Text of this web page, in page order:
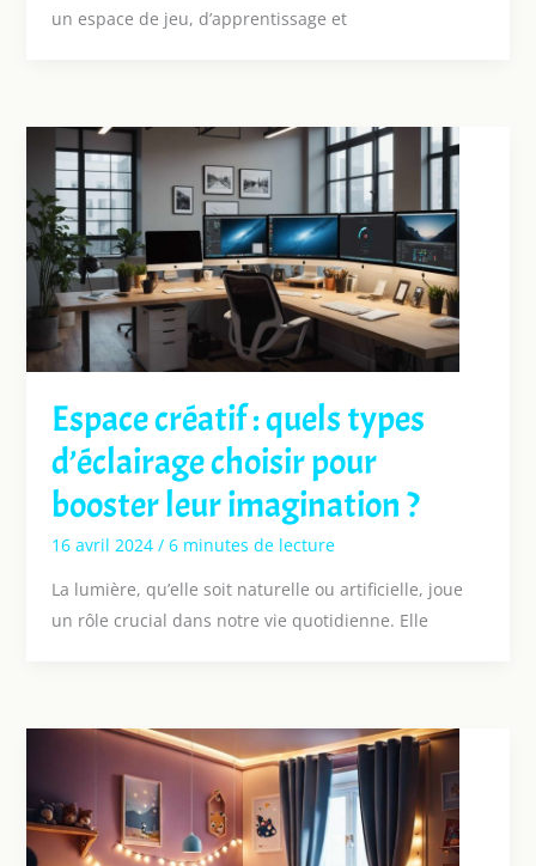
un espace de jeu, d’apprentissage et
Espace créatif : quels types
d’éclairage choisir pour
booster leur imagination ?
16 avril 2024 / 6 minutes de lecture
La lumière, qu’elle soit naturelle ou artificielle, joue
un rôle crucial dans notre vie quotidienne. Elle